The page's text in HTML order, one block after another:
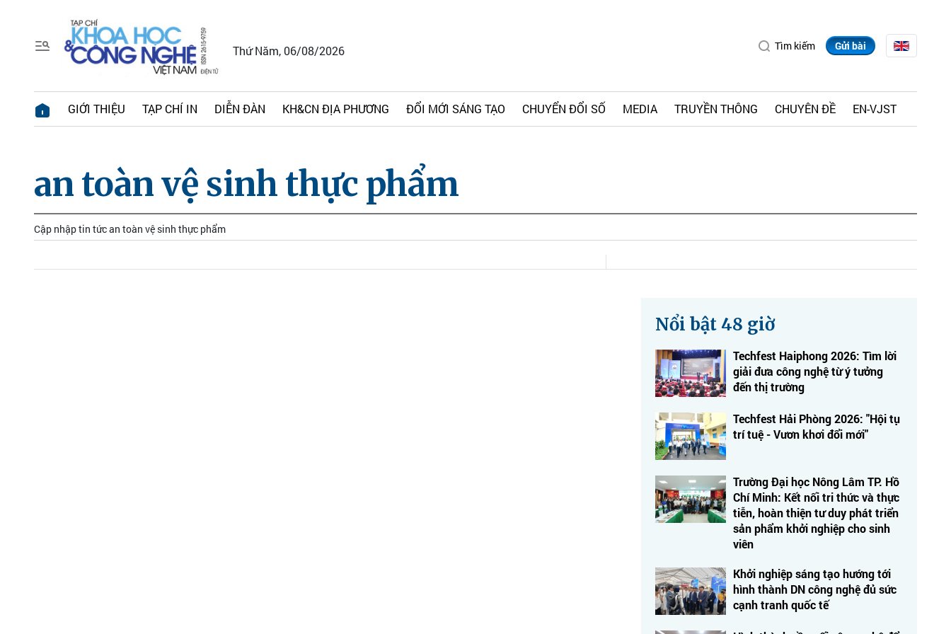
Thứ Năm, 06/08/2026 Tìm kiếm Gửi bài
GIỚI THIỆU TẠP CHÍ IN DIỄN ĐÀN KH&CN ĐỊA PHƯƠNG ĐỔI MỚI SÁNG TẠO CHUYỂN ĐỔI SỐ MEDIA TRUYỀN THÔNG CHUYÊN ĐỀ EN-VJST
an toàn vệ sinh thực phẩm
Cập nhập tin tức an toàn vệ sinh thực phẩm
Nổi bật 48 giờ
Techfest Haiphong 2026: Tìm lời
giải đưa công nghệ từ ý tưởng
đến thị trường
Techfest Hải Phòng 2026: "Hội tụ
trí tuệ - Vươn khơi đổi mới"
Trường Đại học Nông Lâm TP. Hồ
Chí Minh: Kết nối tri thức và thực
tiễn, hoàn thiện tư duy phát triển
sản phẩm khởi nghiệp cho sinh
viên
Khởi nghiệp sáng tạo hướng tới
hình thành DN công nghệ đủ sức
cạnh tranh quốc tế